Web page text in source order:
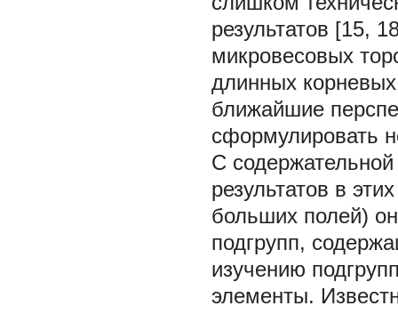
результатов [15,
микровесовых
длинных
ближайшие
сформулировать
С
результатов в
больших полей)
подгрупп,
изучению
элементы.